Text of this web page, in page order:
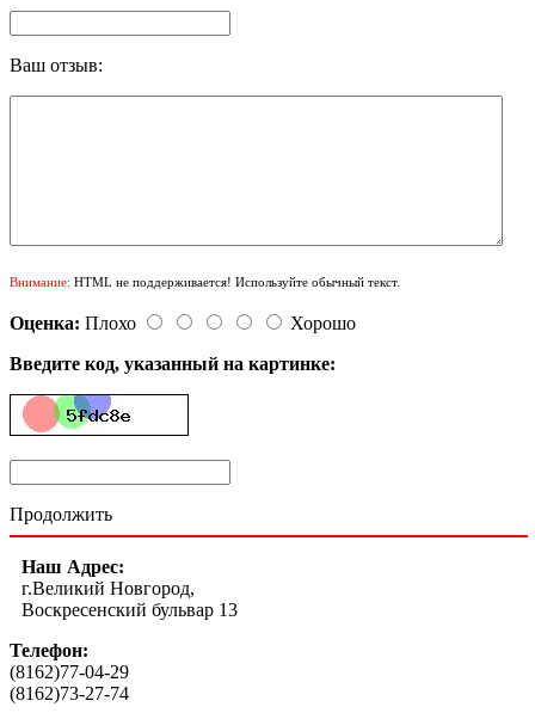
Ваш отзыв:
Внимание: HTML не поддерживается! Используйте обычный текст.
Оценка: Плохо
Хорошо
Введите код, указанный на картинке:
Продолжить
Наш Адрес:
г.Великий Новгород,
Воскресенский бульвар 13
Телефон:
(8162)77-04-29
(8162)73-27-74